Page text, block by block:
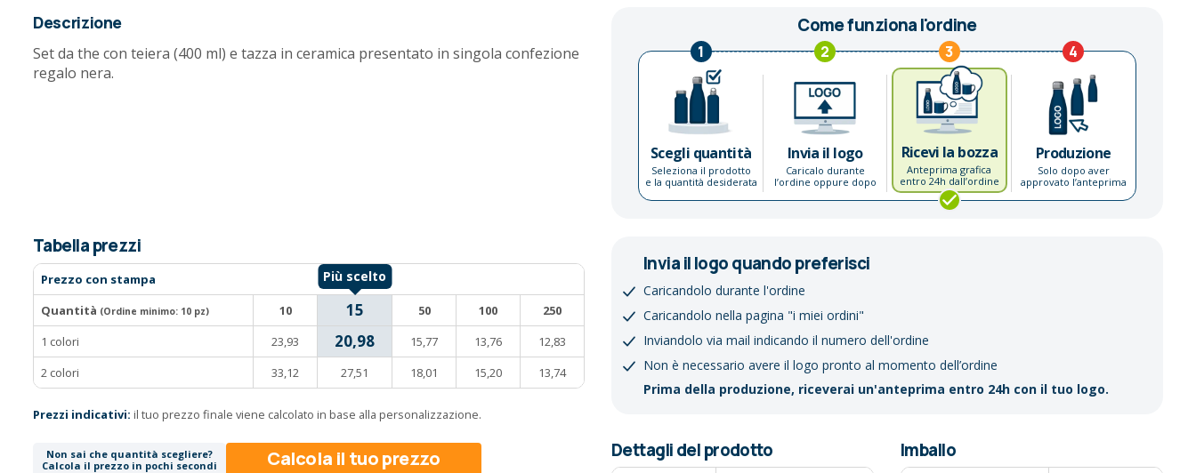
Descrizione
Set da the con teiera (400 ml) e tazza in ceramica presentato in singola confezione
regalo nera.
Come funziona l'ordine
1
Scegli quantità
Seleziona il prodotto
e la quantità desiderata
2
Invia il logo
Caricalo durante
l’ordine oppure dopo
3
Ricevi la bozza
Anteprima grafica
entro 24h dall’ordine
4
Produzione
Solo dopo aver
approvato l’anteprima
Tabella prezzi
Prezzo con stampa
Quantità (Ordine minimo: 10 pz) 10 15 50 100
250
1 colori
23,93 20,98 15,77 13,76
12,83
2 colori
33,12 27,51 18,01 15,20 13,74
Prezzi indicativi: il tuo prezzo finale viene calcolato in base alla personalizzazione.
Non sai che quantità scegliere?
Calcola il prezzo in pochi secondi
Calcola il tuo prezzo
Invia il logo quando preferisci
Caricandolo durante l'ordine
Caricandolo nella pagina "i miei ordini"
Inviandolo via mail indicando il numero dell'ordine
Non è necessario avere il logo pronto al momento dell’ordine
Prima della produzione, riceverai un'anteprima entro 24h con il tuo logo.
Dettagli del prodotto Imballo